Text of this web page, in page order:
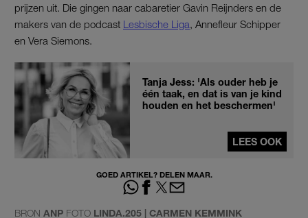
prijzen uit. Die gingen naar cabaretier Gavin Reijnders en de
makers van de podcast Lesbische Liga , Annefleur Schipper
en Vera Siemons.
Tanja Jess: 'Als ouder heb je
één taak, en dat is van je kind
houden en het beschermen'
LEES OOK
GOED ARTIKEL? DELEN MAAR.
BRON ANP FOTO LINDA.205 | CARMEN KEMMINK